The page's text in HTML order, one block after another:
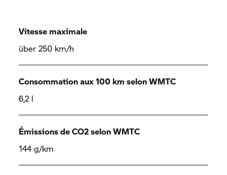
Vitesse maximale
über 250 km/h
Consommation aux 100 km selon WMTC
6,2 l
Émissions de CO2 selon WMTC
144 g/km